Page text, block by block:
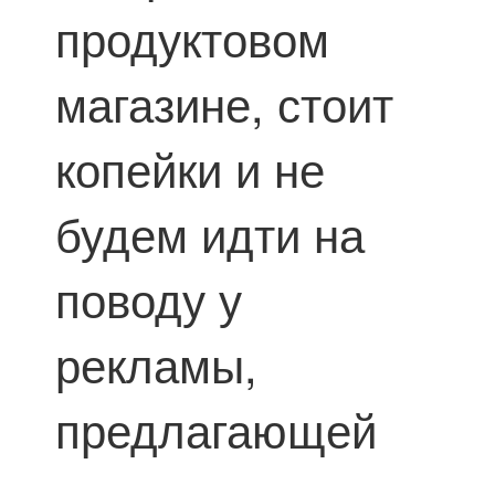
продуктовом
магазине, стоит
копейки и не
будем идти на
поводу у
рекламы,
предлагающей